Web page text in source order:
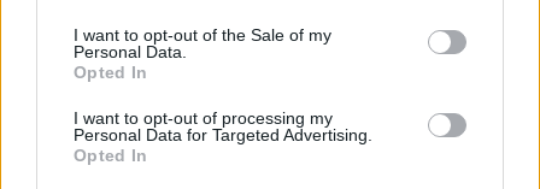
I want to opt-out of the Sale of my
Personal Data.
Opted In
I want to opt-out of processing my
Personal Data for Targeted Advertising.
Opted In
ASAE deteta infrações em fiscalização
a estações de comboios e terminais de
expressos